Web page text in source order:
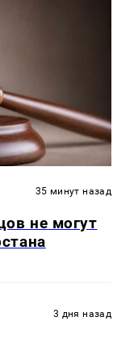
35 минут назад
не могут
3 дня назад